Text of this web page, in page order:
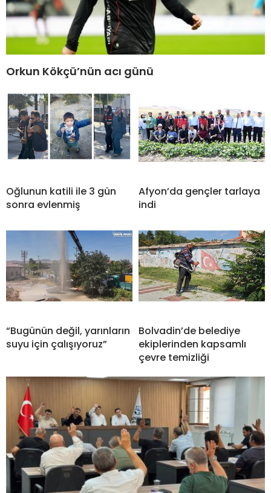
Orkun Kökçü’nün acı günü
Oğlunun katili ile 3 gün
sonra evlenmiş
Afyon’da gençler tarlaya
indi
“Bugünün değil, yarınların
suyu için çalışıyoruz”
Bolvadin’de belediye
ekiplerinden kapsamlı
çevre temizliği